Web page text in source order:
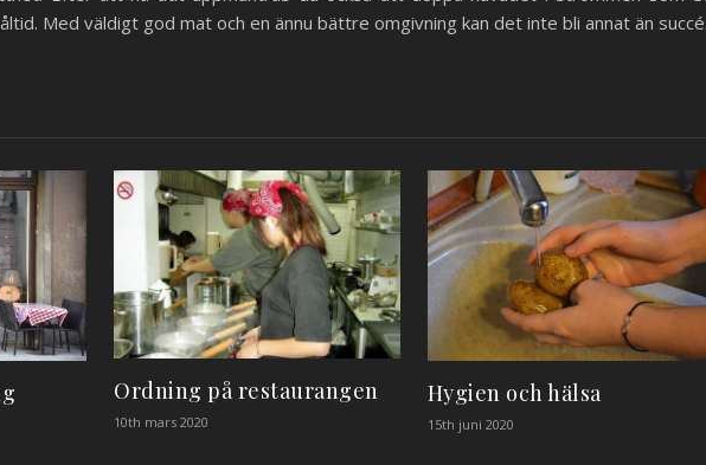
Med väldigt god mat och en ännu bättre omgivning kan det inte bli annat än succé.
Ordning på restaurangen
10th mars 2020
Hygien och hälsa
15th juni 2020